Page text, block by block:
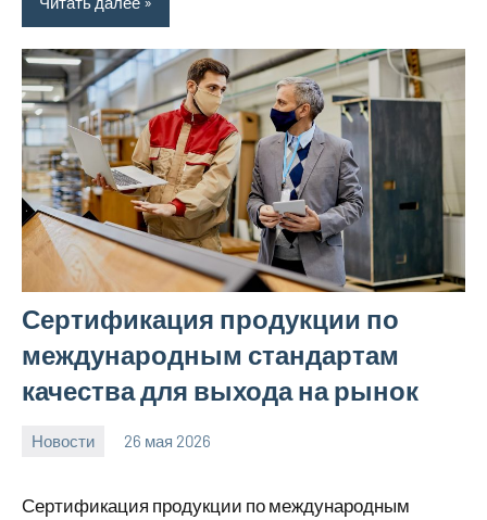
Сертификация продукции по
международным стандартам
качества для выхода на рынок
Новости 26 мая 2026
Сертификация продукции по международным